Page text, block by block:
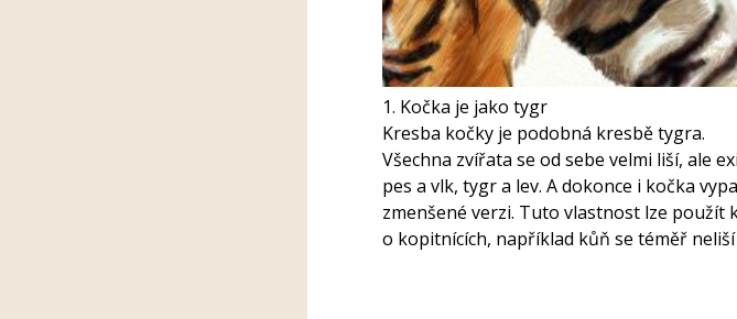
1. Kočka je jako tygr
Kresba kočky je podobná kresbě tygra.
Všechna zvířata se od sebe velmi liší, ale
pes a vlk, tygr a lev. A dokonce i kočka
zmenšené verzi. Tuto vlastnost lze použít
o kopitnících, například kůň se téměř neliší